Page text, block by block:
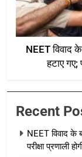
NEET विवाद
हटाए गए;
Recent
NEET विवाद के
परीक्षा प्रणाली